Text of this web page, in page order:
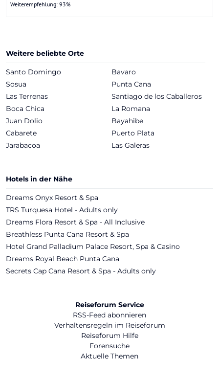
Weiterempfehlung: 93%
Weitere beliebte Orte
Santo Domingo
Bavaro
Sosua
Punta Cana
Las Terrenas
Santiago de los Caballeros
Boca Chica
La Romana
Juan Dolio
Bayahibe
Cabarete
Puerto Plata
Jarabacoa
Las Galeras
Hotels in der Nähe
Dreams Onyx Resort & Spa
TRS Turquesa Hotel - Adults only
Dreams Flora Resort & Spa - All Inclusive
Breathless Punta Cana Resort & Spa
Hotel Grand Palladium Palace Resort, Spa & Casino
Dreams Royal Beach Punta Cana
Secrets Cap Cana Resort & Spa - Adults only
Reiseforum Service
RSS-Feed abonnieren
Verhaltensregeln im Reiseforum
Reiseforum Hilfe
Forensuche
Aktuelle Themen